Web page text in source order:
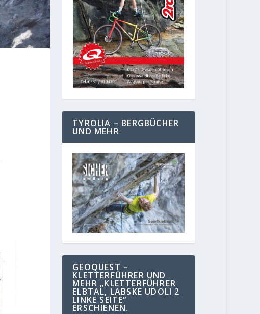
TYROLIA – BERGBÜCHER
UND MEHR
GEOQUEST –
KLETTERFÜHRER UND
MEHR „KLETTERFÜHRER
ELBTAL, LABSKE UDOLI 2
LINKE SEITE“
ERSCHIENEN.